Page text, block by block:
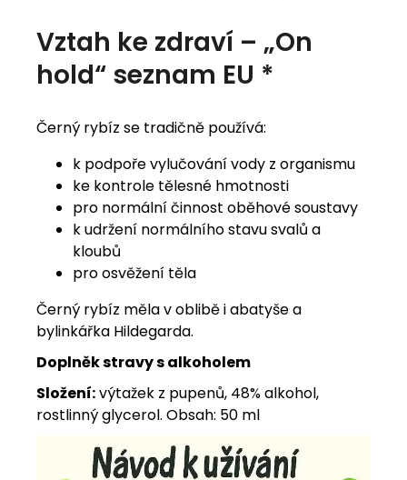
Vztah ke zdraví – „On
hold“ seznam EU *
Černý rybíz se tradičně používá:
k podpoře vylučování vody z organismu
ke kontrole tělesné hmotnosti
pro normální činnost oběhové soustavy
k udržení normálního stavu svalů a
kloubů
pro osvěžení těla
Černý rybíz měla v oblibě i abatyše a
bylinkářka Hildegarda.
Doplněk stravy s alkoholem
Složení:výtažek z pupenů, 48% alkohol,
rostlinný glycerol. Obsah: 50 ml